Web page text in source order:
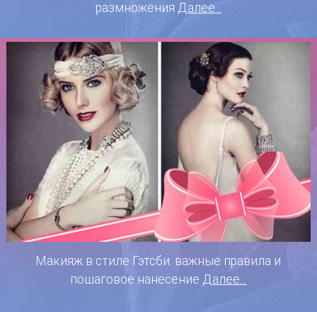
размножения Далее...
Макияж в стиле Гэтсби: важные правила и
пошаговое нанесение Далее...